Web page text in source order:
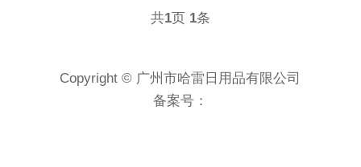
共1页 1条
Copyright © 广州市哈雷日用品有限公司
备案号：